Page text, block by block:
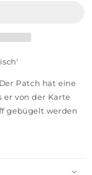
Patch hat eine
er von der Karte
gebügelt werden